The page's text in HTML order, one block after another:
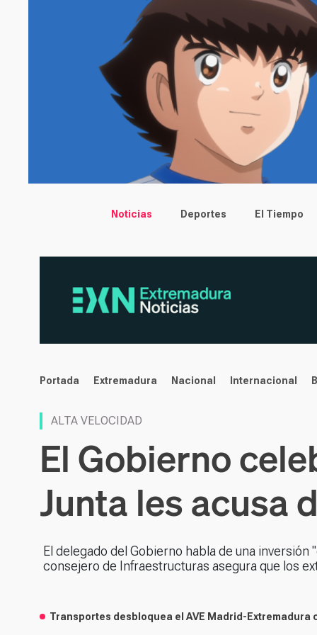
Main menu
Noticias Deportes El Tiempo
noticias
Portada Extremadura Nacional Internacional
ALTA VELOCIDAD
El Gobierno
Junta les acusa
El delegado del Gobierno habla de una
consejero de Infraestructuras asegura que los
Transportes desbloquea el AVE Madrid-Extremadura